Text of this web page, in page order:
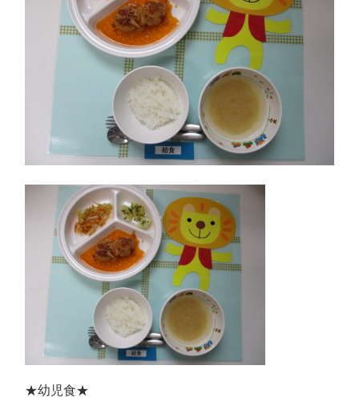
★幼児食★